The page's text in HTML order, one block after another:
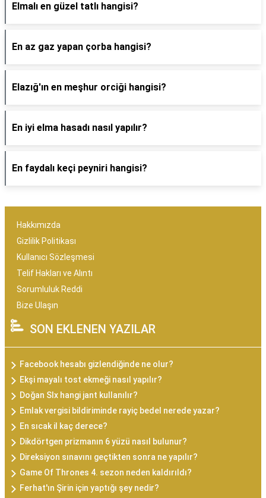
Elmalı en güzel tatlı hangisi?
En az gaz yapan çorba hangisi?
Elazığ'ın en meşhur orciği hangisi?
En iyi elma hasadı nasıl yapılır?
En faydalı keçi peyniri hangisi?
Hakkımızda
Gizlilik Politikası
Kullanıcı Sözleşmesi
Telif Hakları ve Alıntı
Sorumluluk Reddi
Bize Ulaşın
SON EKLENEN YAZILAR
Facebook hesabı gizlendiğinde ne olur?
Ekşi mayalı tost ekmeği nasıl yapılır?
Doğan Slx hangi jant kullanılır?
Emlak vergisi bildiriminde rayiç bedel nerede yazar?
En sıcak il kaç derece?
Dikdörtgen prizmanın 6 yüzü nasıl bulunur?
Direksiyon sınavını geçtikten sonra ne yapılır?
Game Of Thrones 4. sezon neden kaldırıldı?
Ferhat'ın Şirin için yaptığı şey nedir?